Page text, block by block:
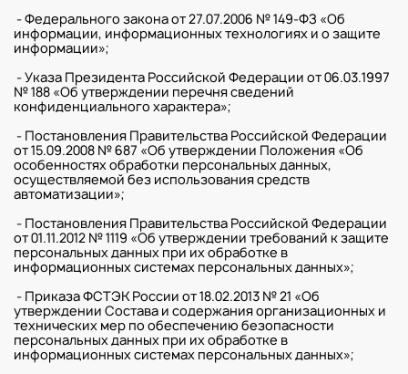
- Федерального закона от 27.07.2006 № 149-ФЗ «Об
информации, информационных технологиях и о защите
информации»;
- Указа Президента Российской Федерации от 06.03.1997
№ 188 «Об утверждении перечня сведений
конфиденциального характера»;
- Постановления Правительства Российской Федерации
от 15.09.2008 № 687 «Об утверждении Положения «Об
особенностях обработки персональных данных,
осуществляемой без использования средств
автоматизации»;
- Постановления Правительства Российской Федерации
от 01.11.2012 № 1119 «Об утверждении требований к защите
персональных данных при их обработке в
информационных системах персональных данных»;
- Приказа ФСТЭК России от 18.02.2013 № 21 «Об
утверждении Состава и содержания организационных и
технических мер по обеспечению безопасности
персональных данных при их обработке в
информационных системах персональных данных»;